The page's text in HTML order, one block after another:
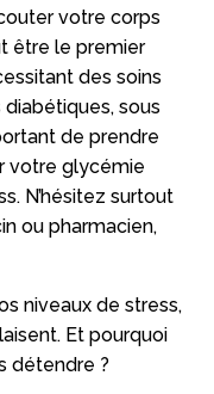
votre corps
être le premier
des soins
sous
de prendre
votre glycémie
N’hésitez surtout
ou pharmacien,
niveaux de stress,
Et pourquoi
détendre ?